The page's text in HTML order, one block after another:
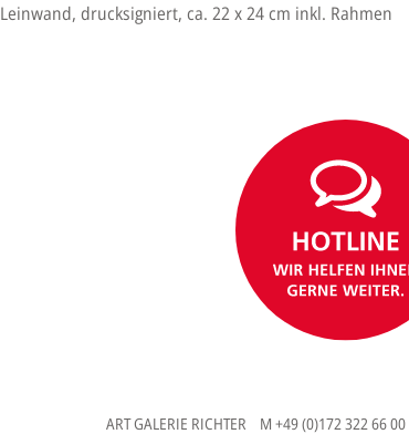
drucksigniert, ca. 22 x 24 cm inkl. Rahmen
ART GALERIE RICHTER M +49 (0)172 322 66 00